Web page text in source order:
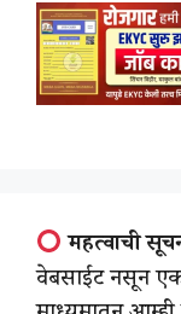
महत्वाची
वेबसाईट नसून